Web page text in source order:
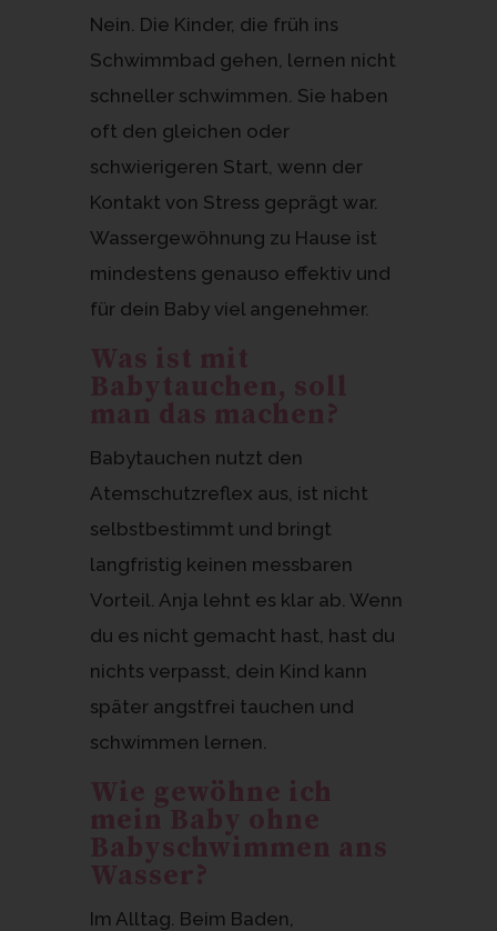
Nein. Die Kinder, die früh ins
Schwimmbad gehen, lernen nicht
schneller schwimmen. Sie haben
oft den gleichen oder
schwierigeren Start, wenn der
Kontakt von Stress geprägt war.
Wassergewöhnung zu Hause ist
mindestens genauso effektiv und
für dein Baby viel angenehmer.
Was ist mit
Babytauchen, soll
man das machen?
Babytauchen nutzt den
Atemschutzreflex aus, ist nicht
selbstbestimmt und bringt
langfristig keinen messbaren
Vorteil. Anja lehnt es klar ab. Wenn
du es nicht gemacht hast, hast du
nichts verpasst, dein Kind kann
später angstfrei tauchen und
schwimmen lernen.
Wie gewöhne ich
mein Baby ohne
Babyschwimmen ans
Wasser?
Im Alltag. Beim Baden,